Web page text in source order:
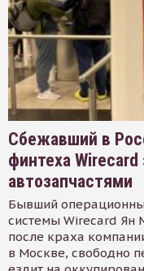
Сбежавший в
финтеха
автозапчастями
Бывший
системы Wirecard Ян
после краха
в Москве, свободно